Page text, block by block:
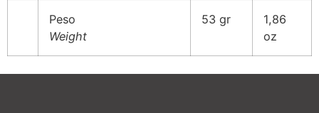
Peso
Weight
53 gr
1,86
oz